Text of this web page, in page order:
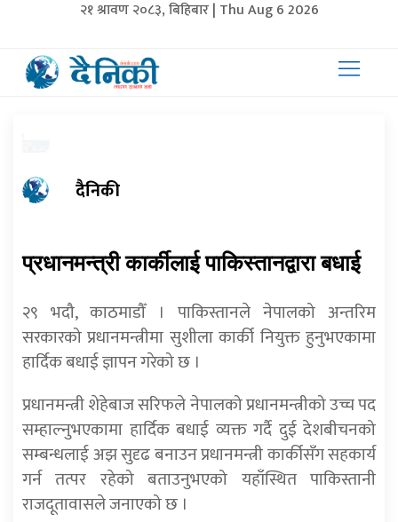
२१ श्रावण २०८३, बिहिबार | Thu Aug 6 2026
दैनिकी
प्रधानमन्त्री कार्कीलाई पाकिस्तानद्वारा बधाई
२९ भदौ, काठमाडौँ । पाकिस्तानले नेपालको अन्तरिम
सरकारको प्रधानमन्त्रीमा सुशीला कार्की नियुक्त हुनुभएकामा
हार्दिक बधाई ज्ञापन गरेको छ ।
प्रधानमन्त्री शेहेबाज सरिफले नेपालको प्रधानमन्त्रीको उच्च पद
सम्हाल्नुभएकामा हार्दिक बधाई व्यक्त गर्दै दुई देशबीचनको
सम्बन्धलाई अझ सुदृढ बनाउन प्रधानमन्त्री कार्कीसँग सहकार्य
गर्न तत्पर रहेको बताउनुभएको यहाँस्थित पाकिस्तानी
राजदूतावासले जनाएको छ ।